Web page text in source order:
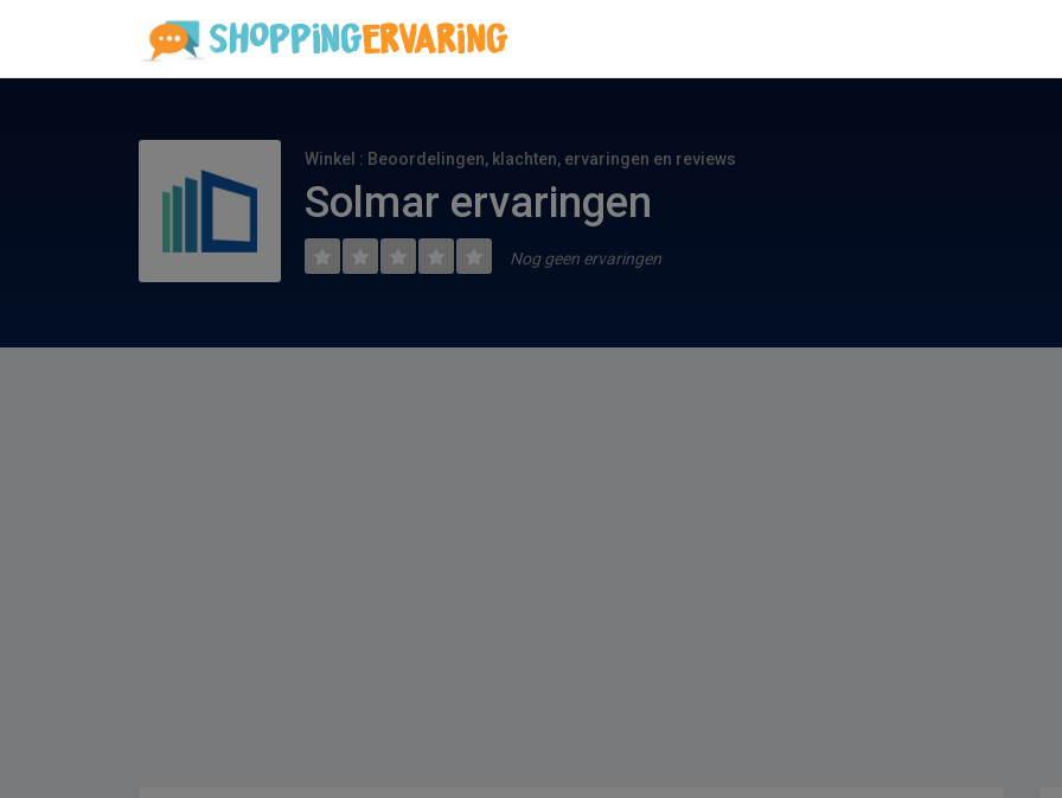
Winkel : Beoordelingen, klachten, ervaringen en reviews
Solmar ervaringen
Nog geen ervaringen